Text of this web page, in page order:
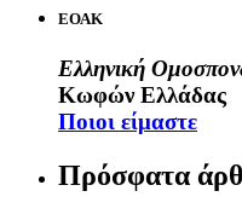
ΕΟΑΚ
Ελληνική
Κωφών Ελλάδας
Ποιοι είμαστε
Πρόσφατα